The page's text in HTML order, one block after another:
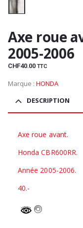
Axe roue
2005-2006
CHF40.00 TTC
Marque : HONDA
DESCRIPTION
Axe roue avant.
Honda CBR600RR.
Année 2005-2006.
40.-